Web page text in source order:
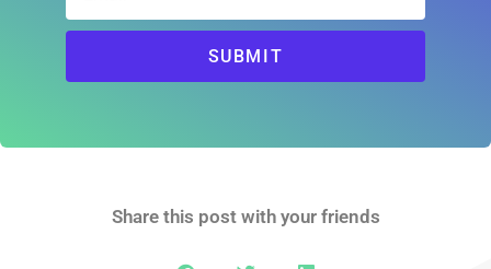
SUBMIT
Share this post with your friends